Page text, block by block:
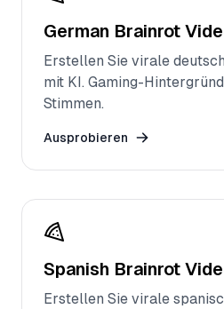
German Brainrot
Erstellen Sie virale
mit KI. Gaming-
Stimmen.
Ausprobieren
Spanish Brainrot
Erstellen Sie virale